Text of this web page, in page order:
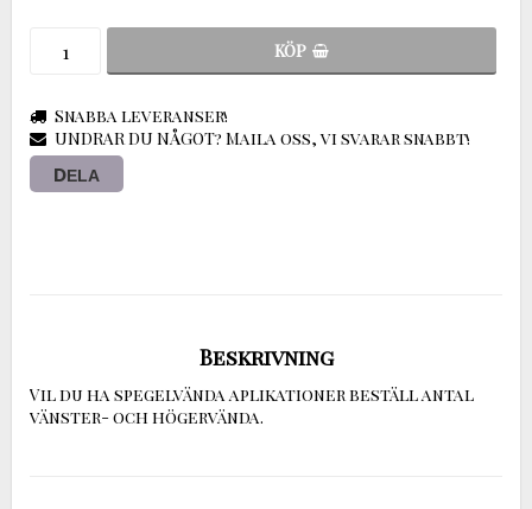
KÖP
Snabba leveranser!
UNDRAR DU NÅGOT? Maila oss, vi svarar snabbt!
DELA
Beskrivning
Vil du ha spegelvända aplikationer beställ antal
vänster- och högervända.